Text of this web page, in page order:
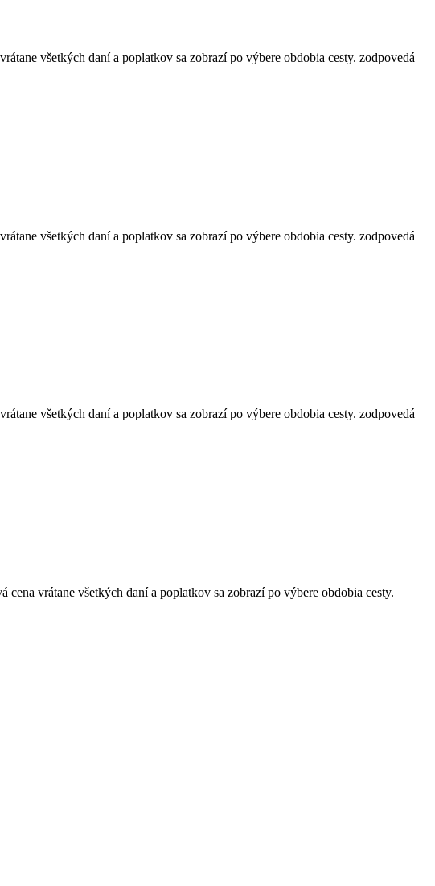
všetkých daní a poplatkov sa zobrazí po výbere obdobia cesty. zodpovedá
všetkých daní a poplatkov sa zobrazí po výbere obdobia cesty. zodpovedá
všetkých daní a poplatkov sa zobrazí po výbere obdobia cesty. zodpovedá
vrátane všetkých daní a poplatkov sa zobrazí po výbere obdobia cesty.